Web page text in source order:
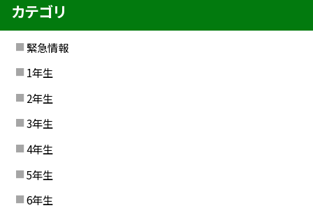
カテゴリ
緊急情報
1年生
2年生
3年生
4年生
5年生
6年生